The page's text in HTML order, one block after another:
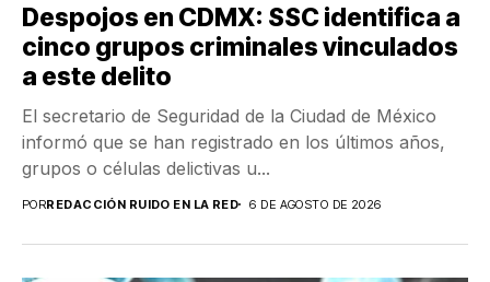
Despojos en CDMX: SSC identifica a
cinco grupos criminales vinculados
a este delito
El secretario de Seguridad de la Ciudad de México
informó que se han registrado en los últimos años,
grupos o células delictivas u...
PORREDACCIÓN RUIDO EN LA RED 6 DE AGOSTO DE 2026